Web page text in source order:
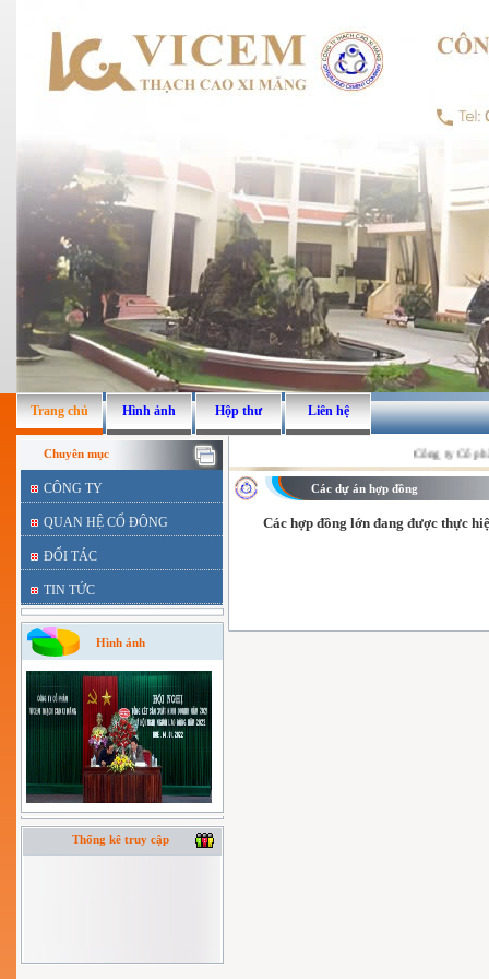
Trang chủ Hình ảnh Hộp thư Liên hệ
Chuyên mục
CÔNG TY
QUAN HỆ CỔ ĐÔNG
ĐỐI TÁC
TIN TỨC
Hình ảnh
Thống kê truy cập
Công ty Cổ
Các dự án hợp đồng
Các hợp đồng lớn đang được thực